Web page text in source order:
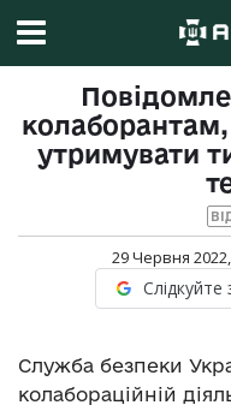
утримувати
29 Червня
Служба безпеки
колабораційній